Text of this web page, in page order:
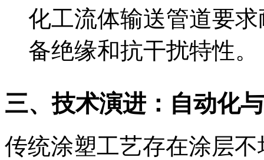
化工流体输送管道要
备绝缘和抗干扰特性。
三、技术演进：自动化
传统涂塑工艺存在涂层